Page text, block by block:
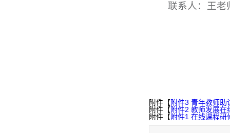
联系人：王
附件【附件3 青年教师助
附件【附件2 教师发展
附件【附件1 在线课程研